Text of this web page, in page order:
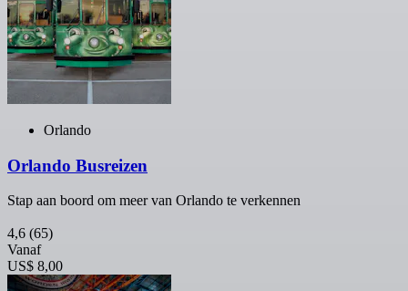
Orlando
Orlando Busreizen
Stap aan boord om meer van Orlando te verkennen
4,6 (65)
Vanaf
US$ 8,00